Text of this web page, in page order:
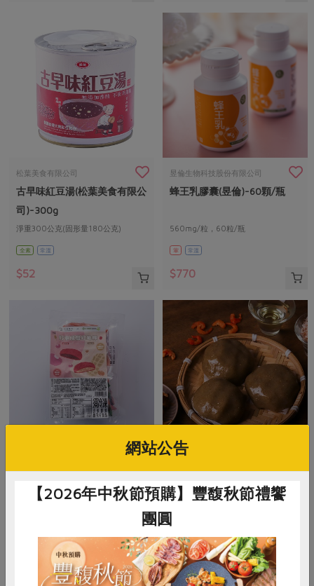
松葉美食有限公司
古早味紅豆湯(松葉美食有限公
司)-300g
淨重300公克(固形量180公克)
全素 常溫
$52
昱倫生物科技股份有限公司
蜂王乳膠囊(昱倫)-60顆/瓶
560mg/粒，60粒/瓶
葷 常溫
$770
棋)-480g/6入
冷凍
米棋食品有限公司
300公克(100公克x3入)
葷 冷凍
$135
網站公告
【2026年中秋節預購】豐馥秋節禮饗
團圓